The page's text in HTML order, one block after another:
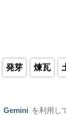
発芽 煉瓦
Gemini
を利用し